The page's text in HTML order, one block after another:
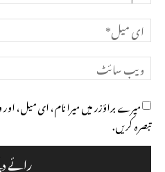
میرے براؤزر میں میرا نام، ای میل، اور
تبصرہ کریں.